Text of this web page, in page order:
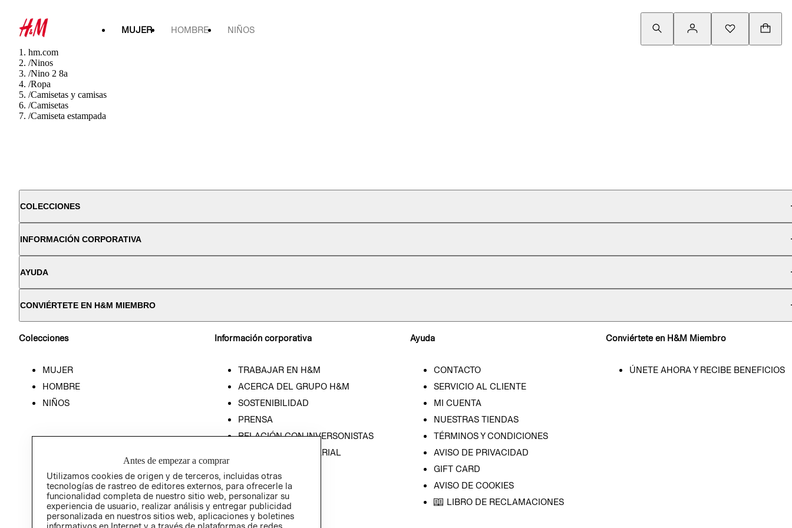
MUJER HOMBRE NIÑOS
hm.com
/Ninos
/Nino 2 8a
/Ropa
/Camisetas y camisas
/Camisetas
/Camiseta estampada
COLECCIONES
INFORMACIÓN CORPORATIVA
AYUDA
CONVIÉRTETE EN H&M MIEMBRO
Colecciones
MUJER
HOMBRE
NIÑOS
Información corporativa
TRABAJAR EN H&M
ACERCA DEL GRUPO H&M
SOSTENIBILIDAD
PRENSA
RELACIÓN CON INVERSONISTAS
POLÍTICA EMPRESARIAL
Ayuda
CONTACTO
SERVICIO AL CLIENTE
MI CUENTA
NUESTRAS TIENDAS
TÉRMINOS Y CONDICIONES
AVISO DE PRIVACIDAD
GIFT CARD
AVISO DE COOKIES
LIBRO DE RECLAMACIONES
Conviértete en H&M Miembro
ÚNETE AHORA Y RECIBE BENEFICIOS
Antes de empezar a comprar
Utilizamos cookies de origen y de terceros, incluidas otras
tecnologías de rastreo de editores externos, para ofrecerle la
funcionalidad completa de nuestro sitio web, personalizar su
experiencia de usuario, realizar análisis y entregar publicidad
personalizada en nuestros sitios web, aplicaciones y boletines
informativos en Internet y a través de plataformas de redes